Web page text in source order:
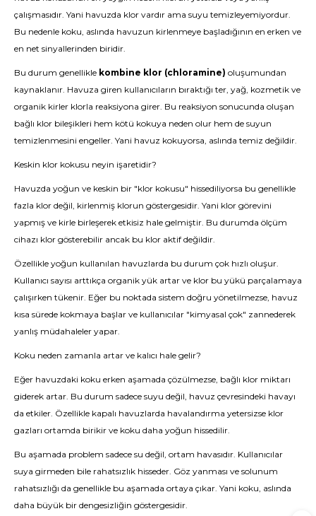
çalışmasıdır. Yani havuzda klor vardır ama suyu temizleyemiyordur.
Bu nedenle koku, aslında havuzun kirlenmeye başladığının en erken ve
en net sinyallerinden biridir.
Bu durum genellikle kombine klor (chloramine) oluşumundan
kaynaklanır. Havuza giren kullanıcıların bıraktığı ter, yağ, kozmetik ve
organik kirler klorla reaksiyona girer. Bu reaksiyon sonucunda oluşan
bağlı klor bileşikleri hem kötü kokuya neden olur hem de suyun
temizlenmesini engeller. Yani havuz kokuyorsa, aslında temiz değildir.
Keskin klor kokusu neyin işaretidir?
Havuzda yoğun ve keskin bir "klor kokusu" hissediliyorsa bu genellikle
fazla klor değil, kirlenmiş klorun göstergesidir. Yani klor görevini
yapmış ve kirle birleşerek etkisiz hale gelmiştir. Bu durumda ölçüm
cihazı klor gösterebilir ancak bu klor aktif değildir.
Özellikle yoğun kullanılan havuzlarda bu durum çok hızlı oluşur.
Kullanıcı sayısı arttıkça organik yük artar ve klor bu yükü parçalamaya
çalışırken tükenir. Eğer bu noktada sistem doğru yönetilmezse, havuz
kısa sürede kokmaya başlar ve kullanıcılar "kimyasal çok" zannederek
yanlış müdahaleler yapar.
Koku neden zamanla artar ve kalıcı hale gelir?
Eğer havuzdaki koku erken aşamada çözülmezse, bağlı klor miktarı
giderek artar. Bu durum sadece suyu değil, havuz çevresindeki havayı
da etkiler. Özellikle kapalı havuzlarda havalandırma yetersizse klor
gazları ortamda birikir ve koku daha yoğun hissedilir.
Bu aşamada problem sadece su değil, ortam havasıdır. Kullanıcılar
suya girmeden bile rahatsızlık hisseder. Göz yanması ve solunum
rahatsızlığı da genellikle bu aşamada ortaya çıkar. Yani koku, aslında
daha büyük bir dengesizliğin göstergesidir.